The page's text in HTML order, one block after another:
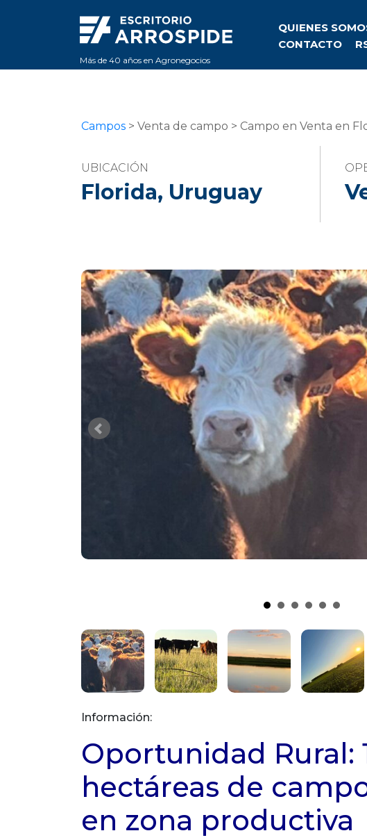
Más de 40 años en Agronegocios
QUIENES
CONTACTO
Campos > Venta de campo > Campo en Venta en
UBICACIÓN
Florida, Uruguay
Información:
Oportunidad Rural:
hectáreas de
en zona productiva